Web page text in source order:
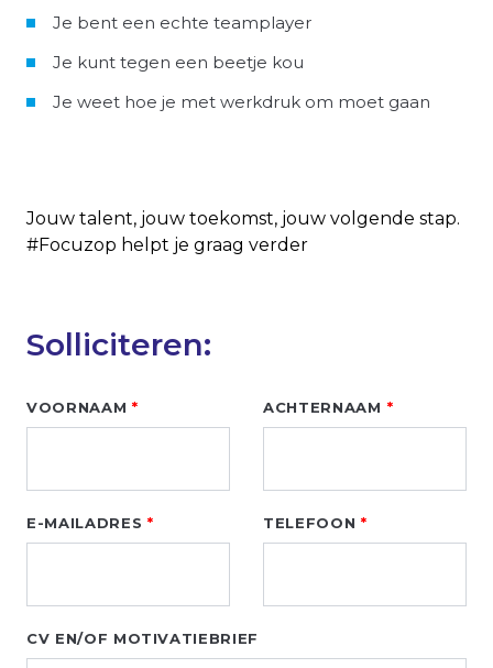
Je bent een echte teamplayer
Je kunt tegen een beetje kou
Je weet hoe je met werkdruk om moet gaan
Jouw talent, jouw toekomst, jouw volgende stap.
#Focuzop helpt je graag verder
Solliciteren:
Leave
this
VOORNAAM ACHTERNAAM
E-MAILADRES TELEFOON
CV EN/OF MOTIVATIEBRIEF